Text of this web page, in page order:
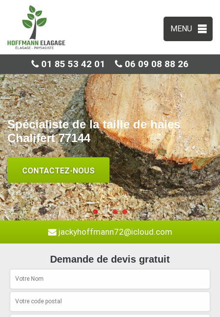
MENU
01 85 53 42 01 06 09 08 88 26
Spécialiste de la taille de haies
Chalifert 77144
CONTACTEZ-NOUS
jackyhoffmann72@icloud.com
Demande de devis gratuit